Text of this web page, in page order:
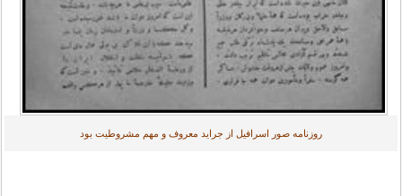
روزنامه صور اسرافیل از جراید معروف و مهم مشروطیت بود